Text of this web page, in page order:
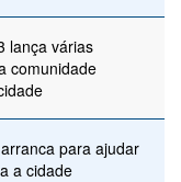
lança várias
comunidade
para ajudar
a cidade